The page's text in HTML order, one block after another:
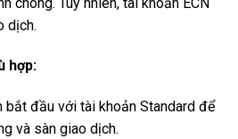
dịch.
hợp:
bắt đầu với tài khoản Standard để
và sàn giao dịch.